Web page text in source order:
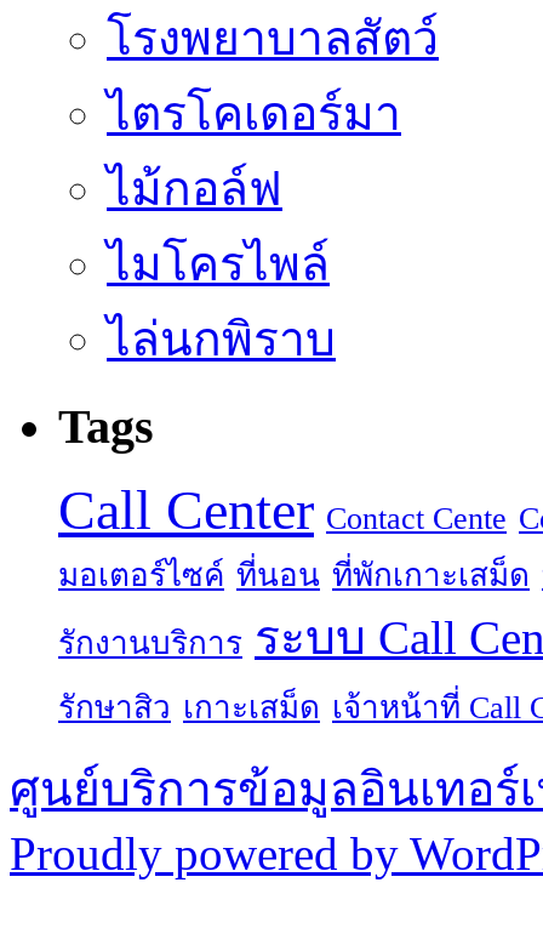
โรงพยาบาลสัตว์
ไตรโคเดอร์มา
ไม้กอล์ฟ
ไมโครไพล์
ไล่นกพิราบ
Tags
Call Center Contact Cente
มอเตอร์ไซค์ ที่นอน ที่พักเกาะเสม็ด
รักงานบริการ ระบบ Call
รักษาสิว เกาะเสม็ด เจ้าหน้าที่ Call
ศูนย์บริการข้อมูลอินเทอร์
Proudly powered by